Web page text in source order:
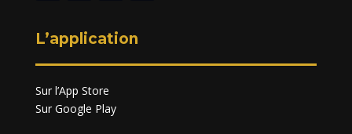
L’application
Sur l’App Store
Sur Google Play